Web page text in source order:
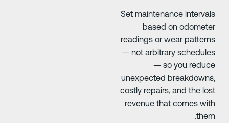
Set maintenance
based on
readings or wear
— not arbitrary
— so you
unexpected
costly repairs, and the
revenue that comes